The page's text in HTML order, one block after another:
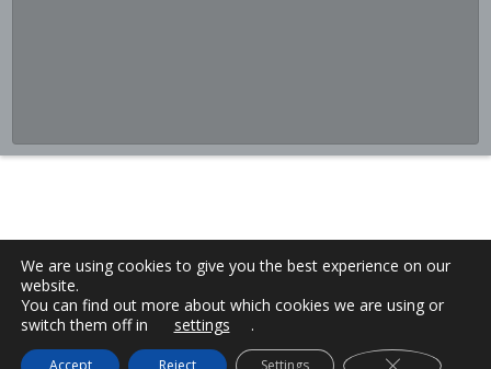
We are using cookies to give you the best experience on our
website.
You can find out more about which cookies we are using or
switch them off in
settings .
Accept Reject Settings Close GDPR